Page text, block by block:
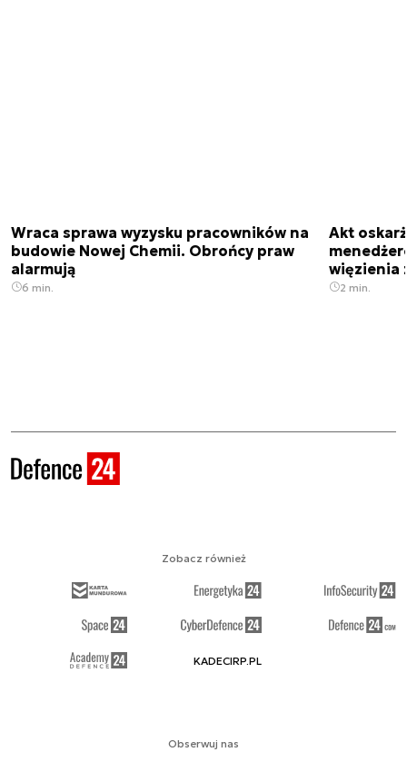
Wraca sprawa wyzysku pracowników na
budowie Nowej Chemii. Obrońcy praw
alarmują
6 min.
Akt
więzienia
2 min.
Obserwuj nas
Zobacz również
KADECIRP.PL